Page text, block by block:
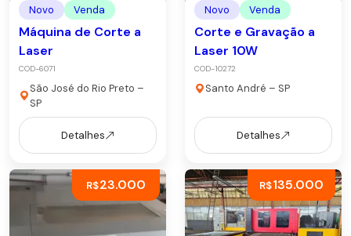
Novo Venda
Máquina de Corte a
Laser
COD-6071
São José do Rio Preto –
SP
Detalhes
Novo Venda
Corte e Gravação a
Laser 10W
COD-10272
Santo André – SP
Detalhes
R$23.000 R$135.000